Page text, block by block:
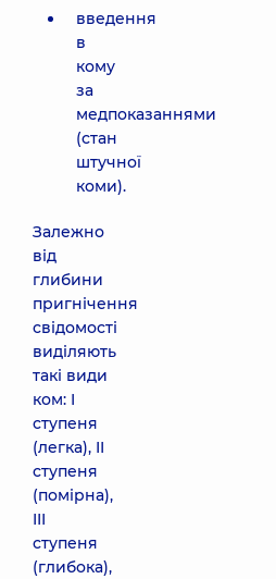
введення
в
кому
за
медпоказаннями
(стан
штучної
коми).
Залежно
від
глибини
пригнічення
свідомості
виділяють
такі види
ком: I
ступеня
(легка), II
ступеня
(помірна),
III
ступеня
(глибока),